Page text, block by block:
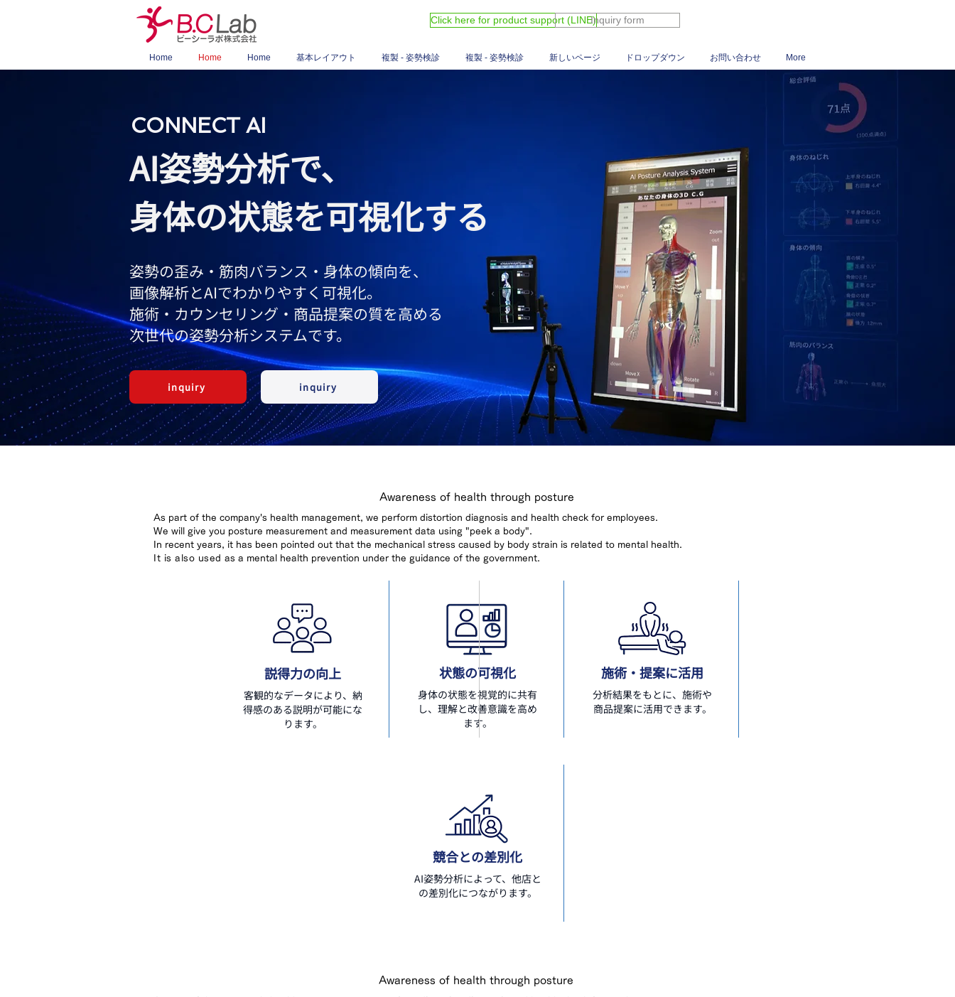
Click here for product support (LINE)Inquiry form
Home Home Home 基本レイアウト 複製 - 姿勢検診 複製 - 姿勢検診 新しいページ ドロップダウン お問い合わせ More
CONNECT AI
AI姿勢分析で、
身体の状態を可視化する
姿勢の歪み・筋肉バランス・身体の傾向を、
画像解析とAIでわかりやすく可視化。
施術・カウンセリング・商品提案の質を高める
次世代の姿勢分析システムです。
inquiry inquiry
Awareness of health through posture
As part of the company's health management, we perform distortion diagnosis and health check for employees.
We will give you posture measurement and measurement data using "peek a body".
In recent years, it has been pointed out that the mechanical stress caused by body strain is related to mental health.
It is also used as a mental health prevention under the guidance of the government.
説得力の向上
客観的なデータにより、納
得感のある説明が可能にな
ります。
状態の可視化
身体の状態を視覚的に共有
し、理解と改善意識を高め
ます。
施術・提案に活用
分析結果をもとに、施術や
商品提案に活用できます。
競合との差別化
AI姿勢分析によって、他店と
の差別化につながります。
Awareness of health through posture